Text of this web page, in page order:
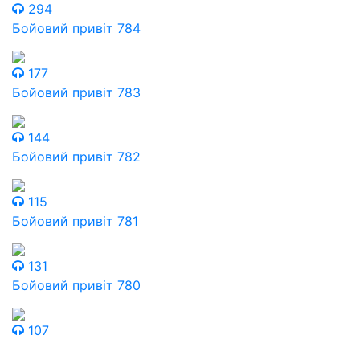
294
Бойовий привіт 784
177
Бойовий привіт 783
144
Бойовий привіт 782
115
Бойовий привіт 781
131
Бойовий привіт 780
107